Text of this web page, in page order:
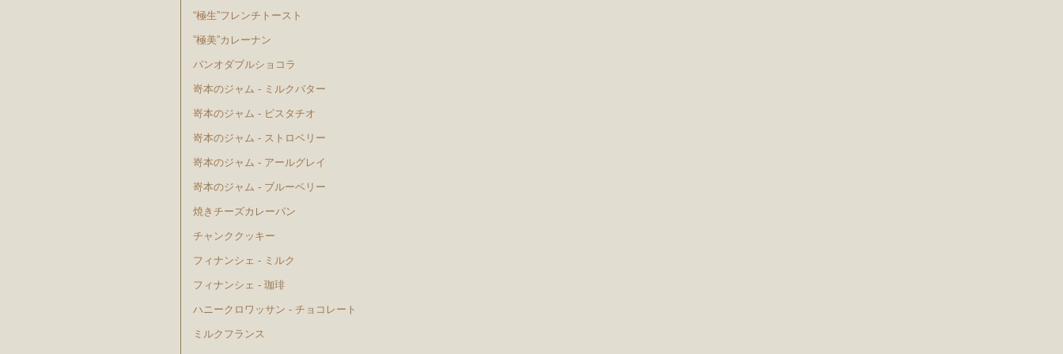
“極生”フレンチトースト
”極美”カレーナン
パンオダブルショコラ
嵜本のジャム - ミルクバター
嵜本のジャム - ピスタチオ
嵜本のジャム - ストロベリー
嵜本のジャム - アールグレイ
嵜本のジャム - ブルーベリー
焼きチーズカレーパン
チャンククッキー
フィナンシェ - ミルク
フィナンシェ - 珈琲
ハニークロワッサン - チョコレート
ミルクフランス